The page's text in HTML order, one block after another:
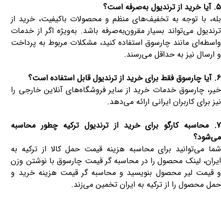
5. آیا خرید از ترندیول به‌صرفه است؟
بله، با توجه به تخفیف‌های منظم و محصولات باکیفیت، خرید از
ترندیول می‌تواند بسیار مقرون‌به‌صرفه باشد. به‌ویژه اگر از خدمات
واسطه‌ای مانند چارسوق استفاده کنید، مشکلات مربوط به پرداخت
و ارسال نیز به حداقل می‌رسند.
6. آیا چارسوق فقط برای خرید از ترندیول قابل استفاده است؟
خیر، چارسوق خدمات خرید از سایر فروشگاه‌های آنلاین خارجی را
نیز برای کاربران ایرانی ارائه می‌دهد.
7. محاسبه کارگو برای خرید از ترندیول ترکیه چطور محاسبه
می‌شود؟
شما می‌توانید برای محاسبه هزینه قیمت حمل کالا از ترکیه به
ایران، لینک محصول را در محاسبه گر قیمت چارسوق با نوشتن وزن
و قیمت لیر محصول بنویسید و محاسبه گر قیمت هزینه خرید و
حمل محصول را از ترکیه به ایران تخمین می‌زند.